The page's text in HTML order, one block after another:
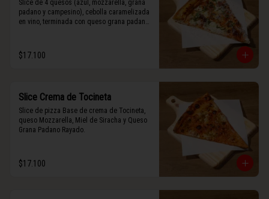
Slice de 4 quesos (azul, mozzarella, grana
padano y campesino), cebolla caramelizada
en vino, terminada con queso grana padano
$17.100
Slice Crema de Tocineta
Slice de pizza Base de crema de Tocineta,
queso Mozzarella, Miel de Siracha y Queso
Grana Padano Rayado.
$17.100